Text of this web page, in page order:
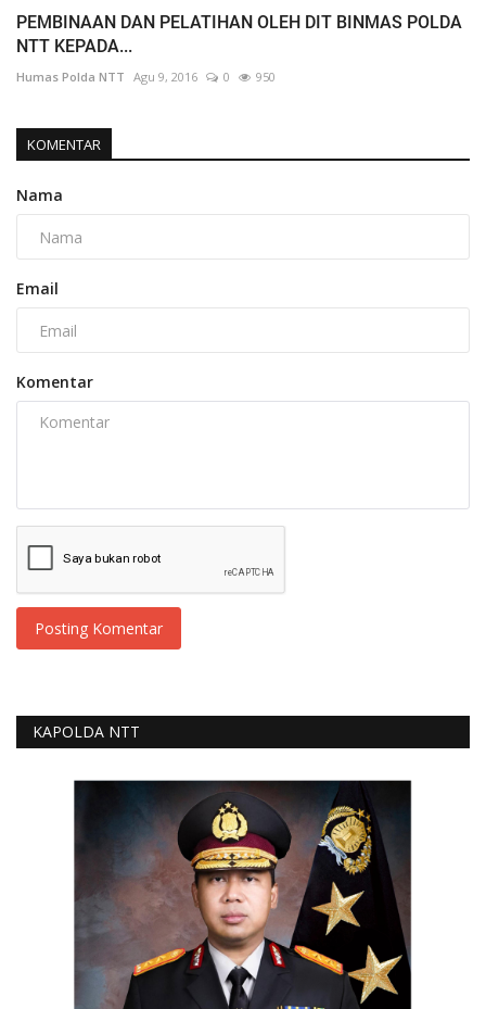
PEMBINAAN DAN PELATIHAN OLEH DIT BINMAS POLDA
NTT KEPADA...
Humas Polda NTT Agu 9, 2016 0 950
KOMENTAR
Nama
Email
Komentar
Posting Komentar
KAPOLDA NTT